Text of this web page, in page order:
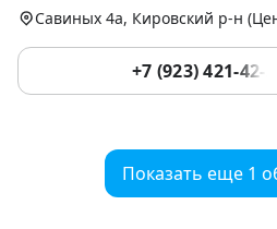
Савиных 4а, Кировский р-н
+7 (923) 421-42-28
Показать еще 1